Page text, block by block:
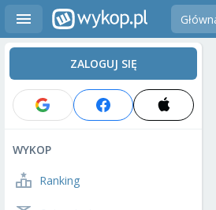
ZALOGUJ SIĘ
WYKOP
Ranking